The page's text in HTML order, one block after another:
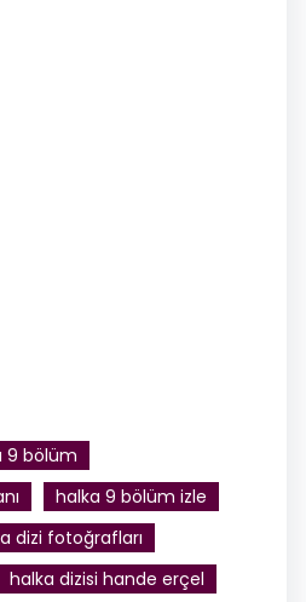
9 bölüm
halka 9 bölüm izle
dizi fotoğrafları
halka dizisi hande erçel